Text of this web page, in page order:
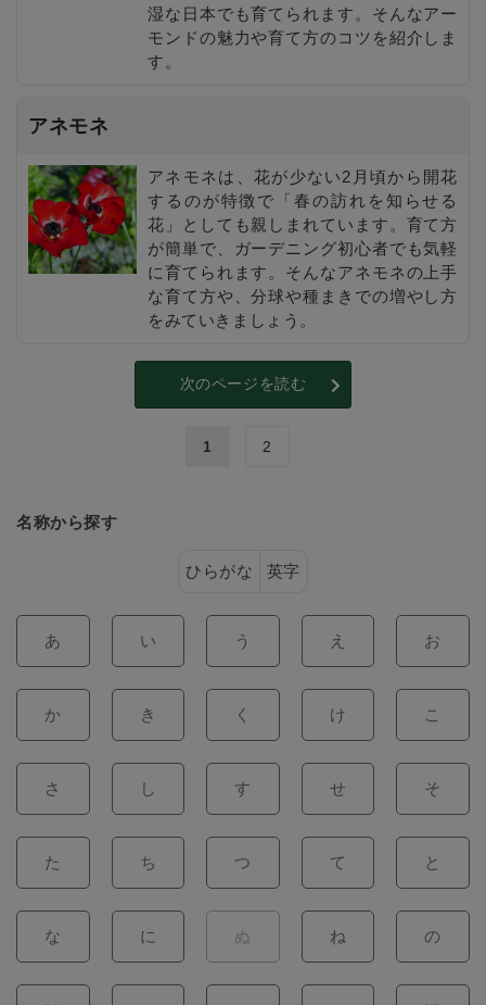
湿な日本でも育てられます。そんなアー
モンドの魅力や育て方のコツを紹介しま
す。
アネモネ
アネモネは、花が少ない2月頃から開花
するのが特徴で「春の訪れを知らせる
花」としても親しまれています。育て方
が簡単で、ガーデニング初心者でも気軽
に育てられます。そんなアネモネの上手
な育て方や、分球や種まきでの増やし方
をみていきましょう。
1 2
次のページを読む
名称から探す
ひらがな 英字
あ い う え お
か き く け こ
さ し す せ そ
た ち つ て と
な に ぬ ね の